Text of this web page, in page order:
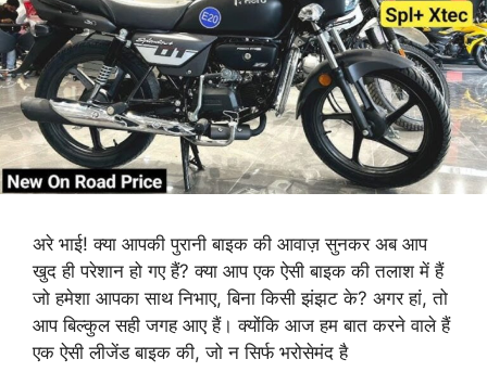
अरे भाई! क्या आपकी पुरानी बाइक की आवाज़ सुनकर अब आप
खुद ही परेशान हो गए हैं? क्या आप एक ऐसी बाइक की तलाश में हैं
जो हमेशा आपका साथ निभाए, बिना किसी झंझट के? अगर हां, तो
आप बिल्कुल सही जगह आए हैं। क्योंकि आज हम बात करने वाले हैं
एक ऐसी लीजेंड बाइक की, जो न सिर्फ भरोसेमंद है